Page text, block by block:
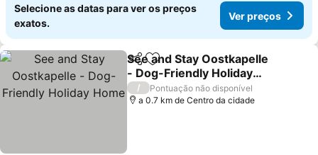
Selecione as datas para ver os preços
exatos.
Ver preços
PartilharAdicionar aos favoritos
See and Stay Oostkapelle
- Dog-Friendly Holiday
Home
/
Pontuação não disponível
a 0.7 km de Centro da cidade